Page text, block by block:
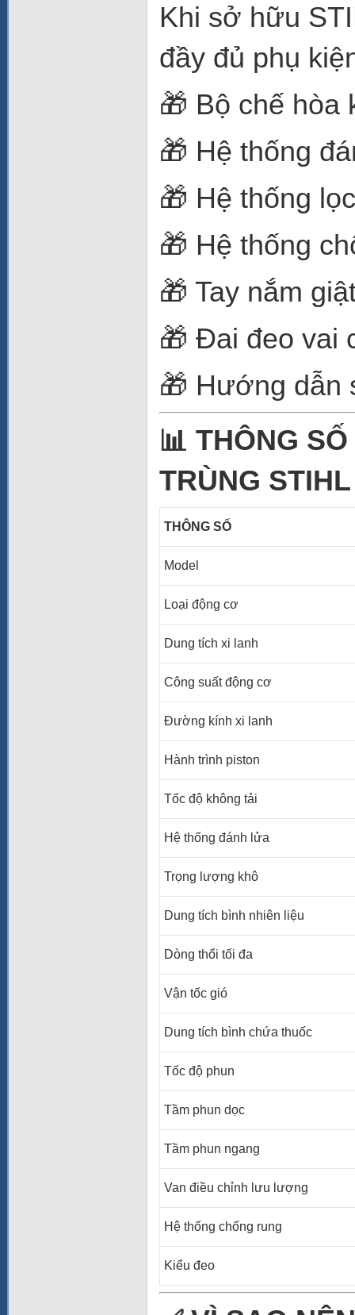
Khi sở hữu
đầy đủ phụ
🎁 Bộ chế hòa
🎁 Hệ thống
🎁 Hệ thống
🎁 Hệ thống
🎁 Tay nắm
🎁 Đai đeo vai
🎁 Hướng dẫn
📊 THÔNG
TRÙNG
THÔNG SỐ
Model
Loại động cơ
Dung tích xi lanh
Công suất động cơ
Đường kính xi lanh
Hành trình piston
Tốc độ không tải
Hệ thống đánh lửa
Trọng lượng khô
Dung tích bình nhiên liệu
Dòng thổi tối đa
Vận tốc gió
Dung tích bình chứa thuốc
Tốc độ phun
Tầm phun dọc
Tầm phun ngang
Van điều chỉnh lưu lượng
Hệ thống chống rung
Kiểu đeo